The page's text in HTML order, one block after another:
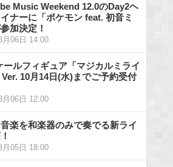
Music Weekend 12.0のDay2ヘ
ナーに「ポケモン feat. 初音ミ
加決定！
月06日 14:00
ールフィギュア「マジカルミライ
10月14日(水)までご予約受付
月06日 12:00
楽を和楽器のみで奏でる新ライ
月05日 18:00